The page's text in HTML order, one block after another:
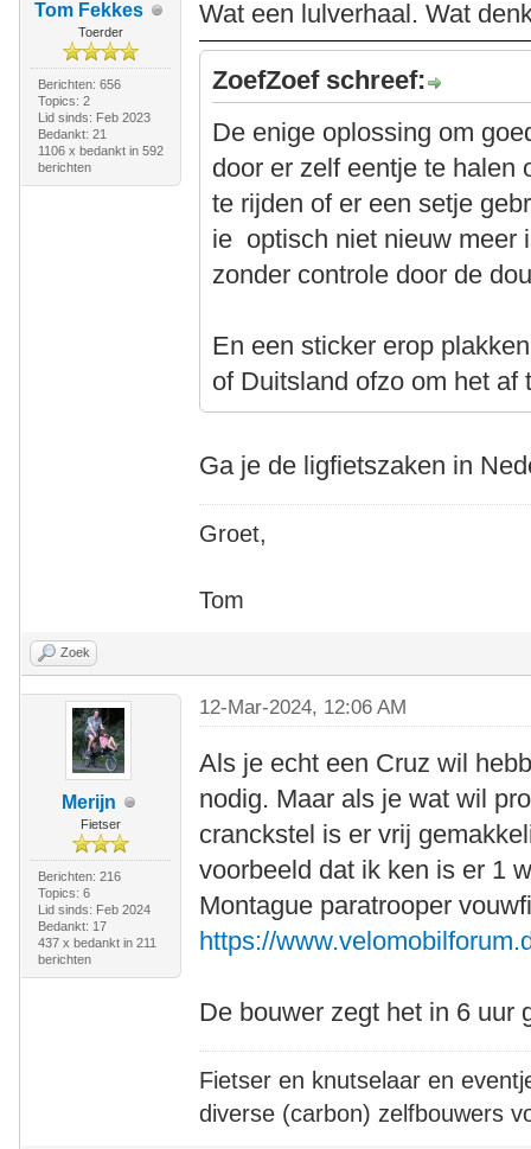
Tom Fekkes
Toerder
Berichten: 656
Topics: 2
Lid sinds: Feb 2023
Bedankt: 21
1106 x bedankt in 592
berichten
Wat een lulverhaal. Wat
ZoefZoef schreef:
De enige oplossing om
door er zelf eentje te halen
te rijden of er een setje
ie optisch niet nieuw meer
zonder controle door de
En een sticker erop
of Duitsland ofzo om het
Ga je de ligfietszaken in
Groet,
Tom
Zoek
Merijn
Fietser
Berichten: 216
Topics: 6
Lid sinds: Feb 2024
Bedankt: 17
437 x bedankt in 211
berichten
12-Mar-2024, 12:06 AM
Als je echt een Cruz wil
nodig. Maar als je wat wil
cranckstel is er vrij
voorbeeld dat ik ken is er 1
Montague paratrooper
https://
De bouwer zegt het in 6 uur
Fietser en knutselaar en
diverse (carbon) zelfbouwers